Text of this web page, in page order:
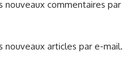
nouveaux commentaires par
nouveaux articles par e-mail.